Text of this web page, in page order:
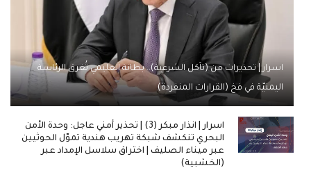
اسرار | تحذيرات من (تآكل الشرعية).. بطانة العليمي تُغرق الرئاسة
اليمنيّة في فخ (القرارات المنفردة)
اسرار | انذار مبكر (3) | تحذير أمني عاجل: وحدة الأمن
البحري تنكشف شبكة تهريب هندية تموّل الحوثيين
عبر ميناء الصليف | اختراق سلاسل الإمداد عبر
(الخشبية)